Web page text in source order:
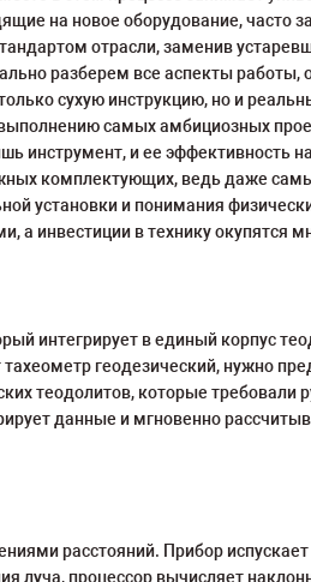
на новое оборудование, часто
отрасли, заменив
разберем все аспекты работы,
сухую инструкцию, но и
самых амбициозных
и ее эффективность
комплектующих, ведь даже
установки и понимания
а инвестиции в технику окупятся
интегрирует в единый корпус
геодезический, нужно
теодолитов, которые требовали
данные и мгновенно
расстояний. Прибор
луча, процессор вычисляет